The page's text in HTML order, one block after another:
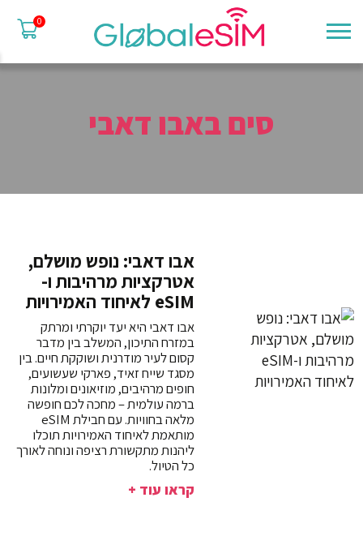
0
סים באבו דאבי
אבו דאבי: נופש מושלם,
אטרקציות מרהיבות ו-
eSIM לאיחוד האמירויות
אבו דאבי היא יעד יוקרתי ומרתק
במזרח התיכון, המשלב בין מדבר
קסום לעיר מודרנית ושוקקת חיים. בין
מסגד שייח זאיד, פארקי שעשועים,
חופים מרהיבים, מוזיאונים ומלונות
ברמה עולמית – מחכה לכם חופשה
מלאה בחוויות. עם חבילת eSIM
מותאמת לאיחוד האמירויות תוכלו
ליהנות מתקשורת רציפה ונוחה לאורך
כל הטיול.
קראו עוד +